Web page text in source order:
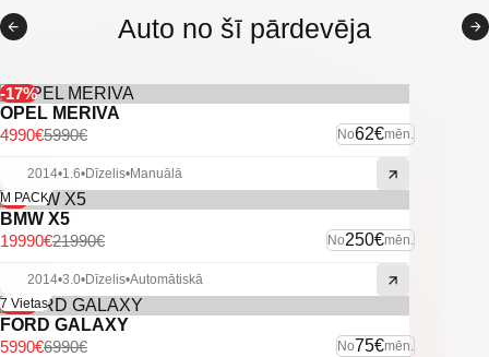
-Hands Free.
-Kruīza kontrole.
-ISO Fix stiprinājumi bērnu sēdeklīšiem.
-Servisa grāmatiņa.
-Signalzācija, centrālā atslēga.
-Āķis.
-Start/Stop.
-Apsildāmas priekšējas sēdvietas.
u.c ekstras.
Auto no šī pārdevēja
-17%
OPEL MERIVA
No62€mēn.
5990€
4990€
2014•1.6•Dīzelis•Manuālā
-9%
M PACK
BMW X5
No250€mēn.
21990€
19990€
2014•3.0•Dīzelis•Automātiskā
-14%
7 Vietas
FORD GALAXY
No75€mēn.
6990€
5990€